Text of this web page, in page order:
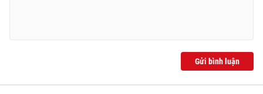
Gửi bình luận